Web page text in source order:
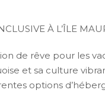
À L’ÎLE
de rêve pour les
et sa culture
options